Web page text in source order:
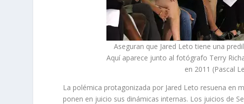
Aseguran que Jared Leto tiene una
Aquí aparece junto al fotógrafo Terry
en 2011 (Pascal
La polémica protagonizada por Jared Leto resuena en
ponen en juicio sus dinámicas internas. Los juicios de